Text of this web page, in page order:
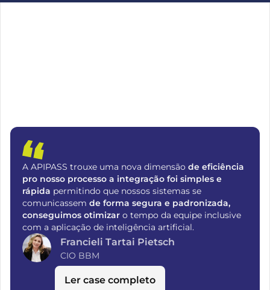
A APIPASS trouxe uma nova dimensão de eficiência
pro nosso processo a integração foi simples e
rápida permitindo que nossos sistemas se
comunicassem de forma segura e padronizada,
conseguimos otimizar o tempo da equipe inclusive
com a aplicação de inteligência artificial.
Francieli Tartai Pietsch
CIO BBM
Ler case completo